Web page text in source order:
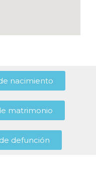
nacimiento
matrimonio
defunción